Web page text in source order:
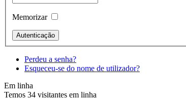
Memorizar
Perdeu a senha?
Esqueceu-se do nome de utilizador?
Em linha
Temos 34 visitantes em linha